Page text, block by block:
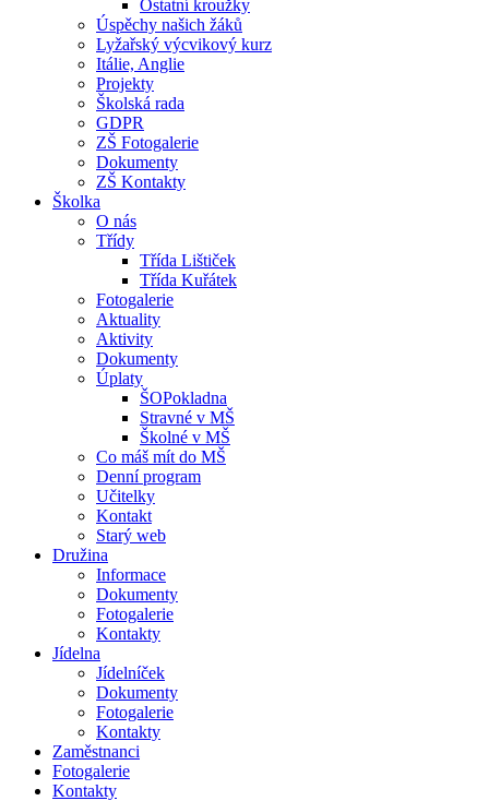
Ostatní kroužky
Úspěchy našich žáků
Lyžařský výcvikový kurz
Itálie, Anglie
Projekty
Školská rada
GDPR
ZŠ Fotogalerie
Dokumenty
ZŠ Kontakty
Školka
O nás
Třídy
Třída Lištiček
Třída Kuřátek
Fotogalerie
Aktuality
Aktivity
Dokumenty
Úplaty
ŠOPokladna
Stravné v MŠ
Školné v MŠ
Co máš mít do MŠ
Denní program
Učitelky
Kontakt
Starý web
Družina
Informace
Dokumenty
Fotogalerie
Kontakty
Jídelna
Jídelníček
Dokumenty
Fotogalerie
Kontakty
Zaměstnanci
Fotogalerie
Kontakty